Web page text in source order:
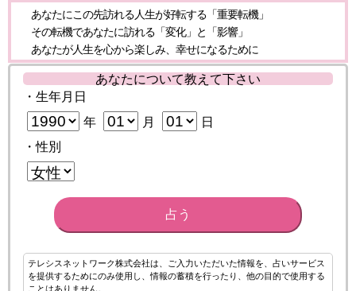
あなたにこの先訪れる人生が好転する「重要転機」
その転機であなたに訪れる「変化」と「影響」
あなたが人生を心から楽しみ、幸せになるために
あなたについて教えて下さい
・生年月日
年 月
日
・性別
占う
テレシスネットワーク株式会社は、ご入力いただいた情報を、占いサービス
を提供するためにのみ使用し、情報の蓄積を行ったり、他の目的で使用する
ことはありません。